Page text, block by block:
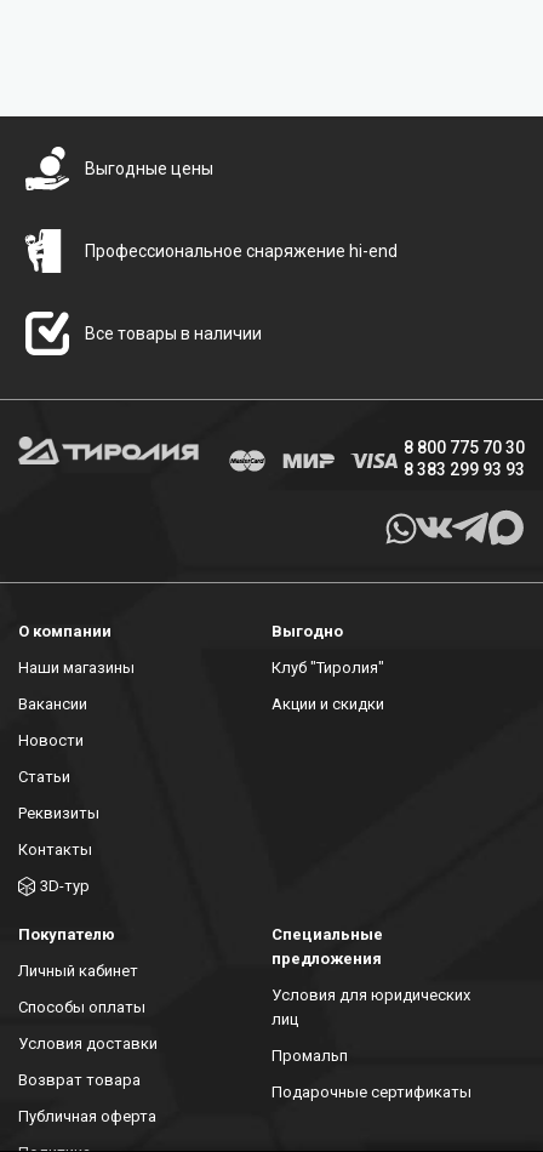
Выгодные цены
Профессиональное снаряжение hi-end
Все товары в наличии
8 800 775 70 30
8 383 299 93 93
О компании
Наши магазины
Вакансии
Новости
Статьи
Реквизиты
Контакты
3D-тур
Выгодно
Клуб "Тиролия"
Акции и скидки
Покупателю
Личный кабинет
Способы оплаты
Условия доставки
Возврат товара
Публичная оферта
Специальные
предложения
Условия для юридических
лиц
Промальп
Подарочные сертификаты